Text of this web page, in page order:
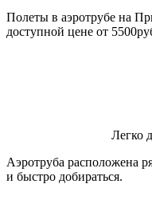
Полеты в аэротрубе на
доступной цене от
Легко
Аэротруба расположена
и быстро добираться.